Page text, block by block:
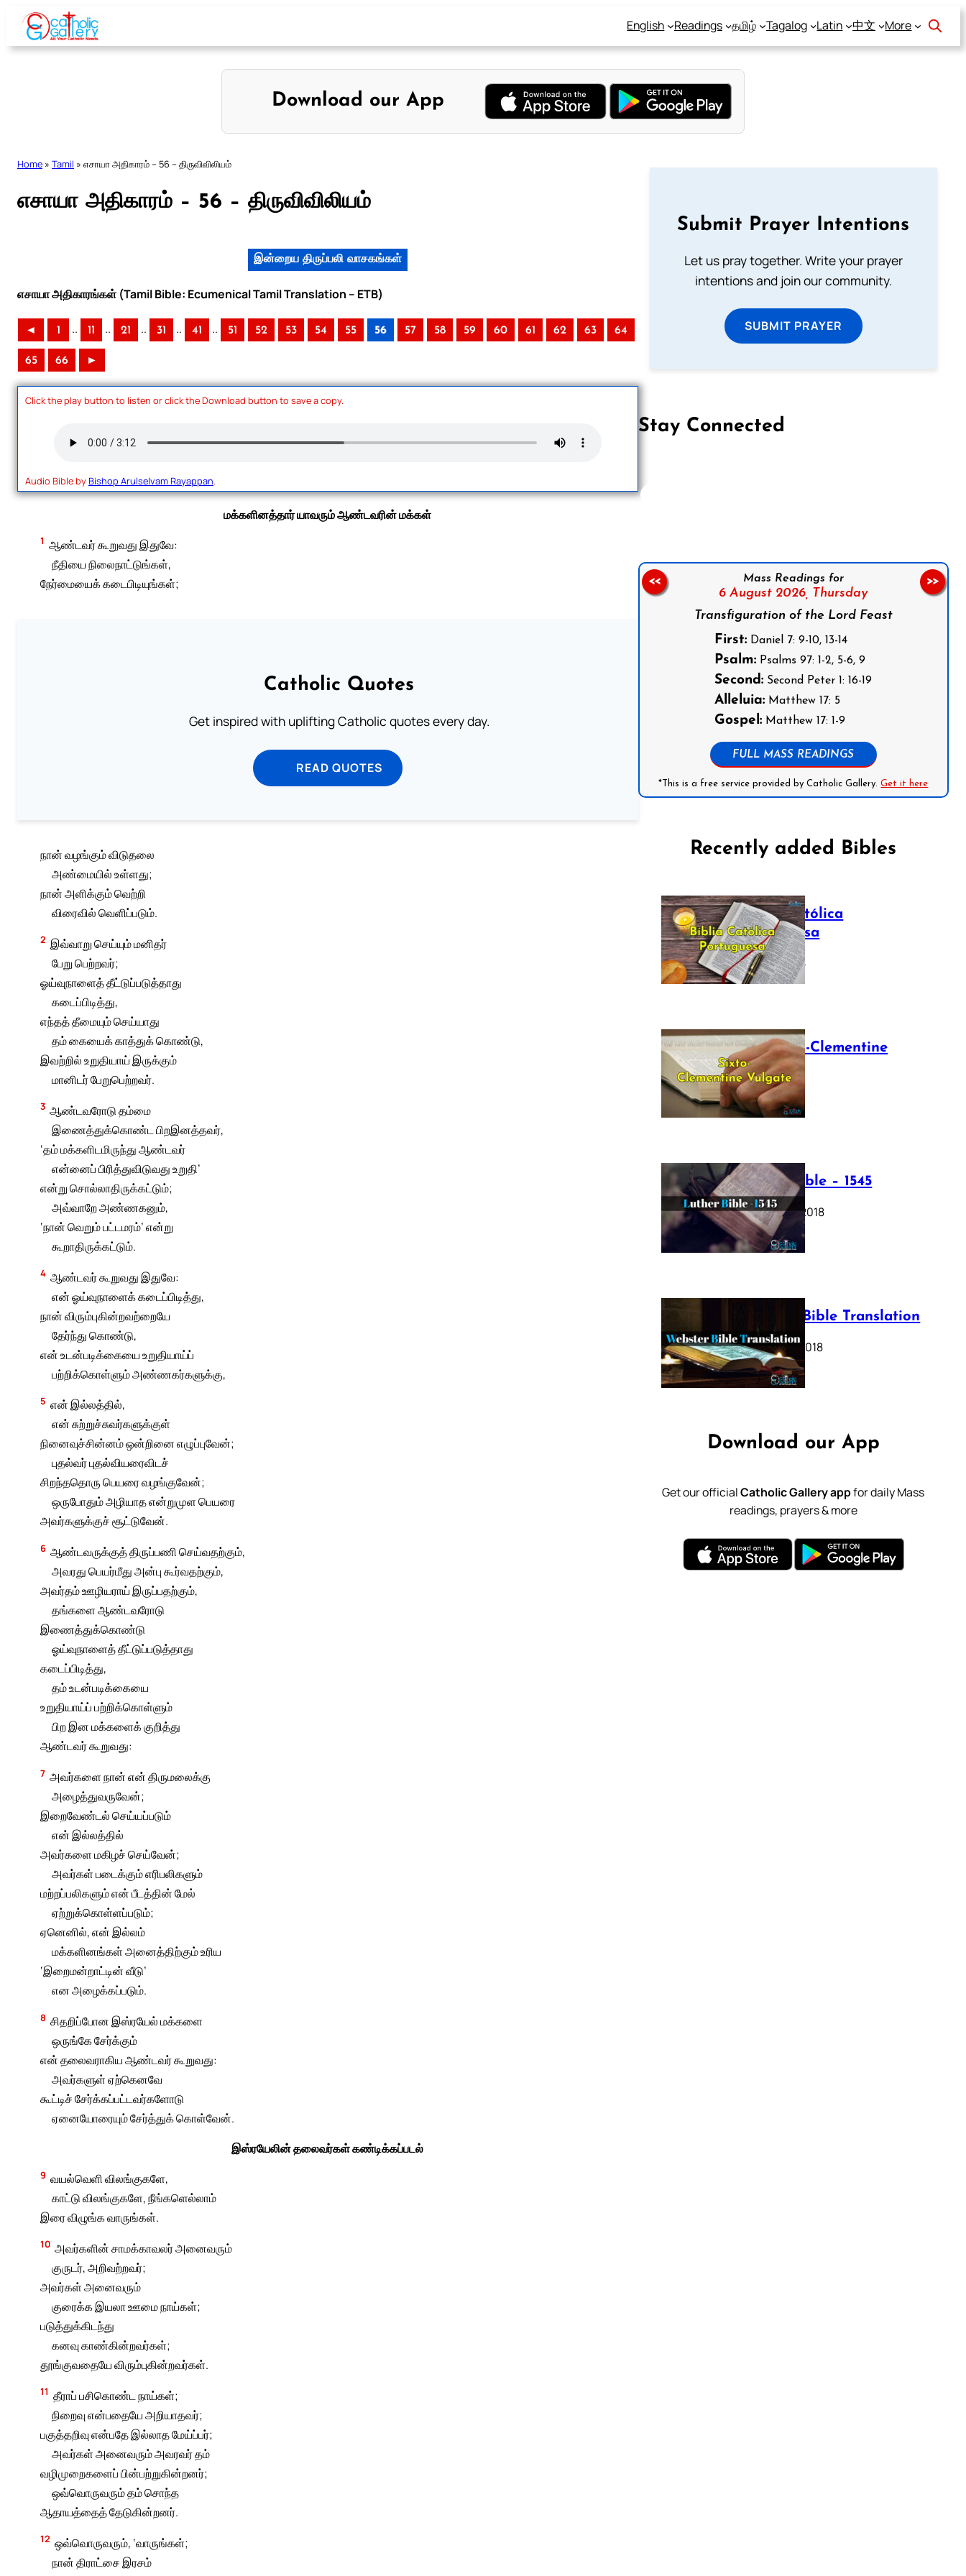
Skip
content
English Readings தமிழ் Tagalog Latin 中文 More
Download our App
Home » Tamil » எசாயா அதிகாரம் – 56 – திருவிவிலியம்
எசாயா அதிகாரம் – 56 – திருவிவிலியம்
இன்றைய திருப்பலி வாசகங்கள்
எசாயா அதிகாரங்கள் (Tamil Bible: Ecumenical Tamil Translation – ETB)
◄ 1 .. 11 .. 21 .. 31 .. 41 .. 51 52 53 54 55 56 57 58 59 60 61 62 63 64
65 66 ►
Click the play button to listen or click the Download button to save a copy.
Audio Bible byBishop Arulselvam Rayappan.
மக்களினத்தார் யாவரும் ஆண்டவரின் மக்கள்
1 ஆண்டவர் கூறுவது இதுவே:
நீதியை நிலைநாட்டுங்கள்,
நேர்மையைக் கடைபிடியுங்கள்;
Catholic Quotes
Get inspired with uplifting Catholic quotes every day.
READ QUOTES
நான் வழங்கும் விடுதலை
அண்மையில் உள்ளது;
நான் அளிக்கும் வெற்றி
விரைவில் வெளிப்படும்.
2 இவ்வாறு செய்யும் மனிதர்
பேறு பெற்றவர்;
ஓய்வுநாளைத் தீட்டுப்படுத்தாது
கடைப்பிடித்து,
எந்தத் தீமையும் செய்யாது
தம் கையைக் காத்துக் கொண்டு,
இவற்றில் உறுதியாய் இருக்கும்
மானிடர் பேறுபெற்றவர்.
3 ஆண்டவரோடு தம்மை
இணைத்துக்கொண்ட பிறஇனத்தவர்,
‘தம் மக்களிடமிருந்து ஆண்டவர்
என்னைப் பிரித்துவிடுவது உறுதி’
என்று சொல்லாதிருக்கட்டும்;
அவ்வாறே அண்ணகனும்,
‘நான் வெறும் பட்டமரம்’ என்று
கூறாதிருக்கட்டும்.
4 ஆண்டவர் கூறுவது இதுவே:
என் ஓய்வுநாளைக் கடைப்பிடித்து,
நான் விரும்புகின்றவற்றையே
தேர்ந்து கொண்டு,
என் உடன்படிக்கையை உறுதியாய்ப்
பற்றிக்கொள்ளும் அண்ணகர்களுக்கு,
5 என் இல்லத்தில்,
என் சுற்றுச்சுவர்களுக்குள்
நினைவுச்சின்னம் ஒன்றினை எழுப்புவேன்;
புதல்வர் புதல்வியரைவிடச்
சிறந்ததொரு பெயரை வழங்குவேன்;
ஒருபோதும் அழியாத என்றுமுள பெயரை
அவர்களுக்குச் சூட்டுவேன்.
6 ஆண்டவருக்குத் திருப்பணி செய்வதற்கும்,
அவரது பெயர்மீது அன்பு கூர்வதற்கும்,
அவர்தம் ஊழியராய் இருப்பதற்கும்,
தங்களை ஆண்டவரோடு
இணைத்துக்கொண்டு
ஓய்வுநாளைத் தீட்டுப்படுத்தாது
கடைப்பிடித்து,
தம் உடன்படிக்கையை
உறுதியாய்ப் பற்றிக்கொள்ளும்
பிற இன மக்களைக் குறித்து
ஆண்டவர் கூறுவது:
7 அவர்களை நான் என் திருமலைக்கு
அழைத்துவருவேன்;
இறைவேண்டல் செய்யப்படும்
என் இல்லத்தில்
அவர்களை மகிழச் செய்வேன்;
அவர்கள் படைக்கும் எரிபலிகளும்
மற்றப்பலிகளும் என் பீடத்தின் மேல்
ஏற்றுக்கொள்ளப்படும்;
ஏனெனில், என் இல்லம்
மக்களினங்கள் அனைத்திற்கும் உரிய
‘இறைமன்றாட்டின் வீடு’
என அழைக்கப்படும்.
8 சிதறிப்போன இஸ்ரயேல் மக்களை
ஒருங்கே சேர்க்கும்
என் தலைவராகிய ஆண்டவர் கூறுவது:
அவர்களுள் ஏற்கெனவே
கூட்டிச் சேர்க்கப்பட்டவர்களோடு
ஏனையோரையும் சேர்த்துக் கொள்வேன்.
இஸ்ரயேலின் தலைவர்கள் கண்டிக்கப்படல்
9 வயல்வெளி விலங்குகளே,
காட்டு விலங்குகளே, நீங்களெல்லாம்
இரை விழுங்க வாருங்கள்.
10 அவர்களின் சாமக்காவலர் அனைவரும்
குருடர், அறிவற்றவர்;
அவர்கள் அனைவரும்
குரைக்க இயலா ஊமை நாய்கள்;
படுத்துக்கிடந்து
கனவு காண்கின்றவர்கள்;
தூங்குவதையே விரும்புகின்றவர்கள்.
11 தீராப் பசிகொண்ட நாய்கள்;
நிறைவு என்பதையே அறியாதவர்;
பகுத்தறிவு என்பதே இல்லாத மேய்ப்பர்;
அவர்கள் அனைவரும் அவரவர் தம்
வழிமுறைகளைப் பின்பற்றுகின்றனர்;
ஒவ்வொருவரும் தம் சொந்த
ஆதாயத்தைத் தேடுகின்றனர்.
12 ஒவ்வொருவரும், ‘வாருங்கள்;
நான் திராட்சை இரசம்
Submit Prayer Intentions
Let us pray together. Write your prayer
intentions and join our community.
SUBMIT PRAYER
Stay Connected
Follow us on Facebook
Mass Readings for
6 August 2026, Thursday
Transfiguration of the Lord Feast
First: Daniel 7: 9-10, 13-14
Psalm: Psalms 97: 1-2, 5-6, 9
Second: Second Peter 1: 16-19
Alleluia: Matthew 17: 5
Gospel: Matthew 17: 1-9
FULL MASS READINGS
*This is a free service provided by Catholic Gallery.Get it here
<< >>
Recently added Bibles
Bíblia Católica
Portuguesa
July 16, 2025
The Sixto-Clementine
Vulgate
July 12, 2025
Luther Bible – 1545
October 17, 2018
Webster Bible Translation
October 11, 2018
Download our App
Get our officialCatholic Gallery appfor daily Mass
readings, prayers & more